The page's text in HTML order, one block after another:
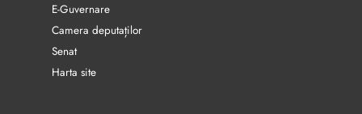
E-Guvernare
Camera deputaților
Senat
Harta site